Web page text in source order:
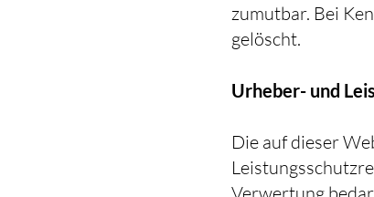
zumutbar. Bei
gelöscht.
Urheber- und
Die auf dieser